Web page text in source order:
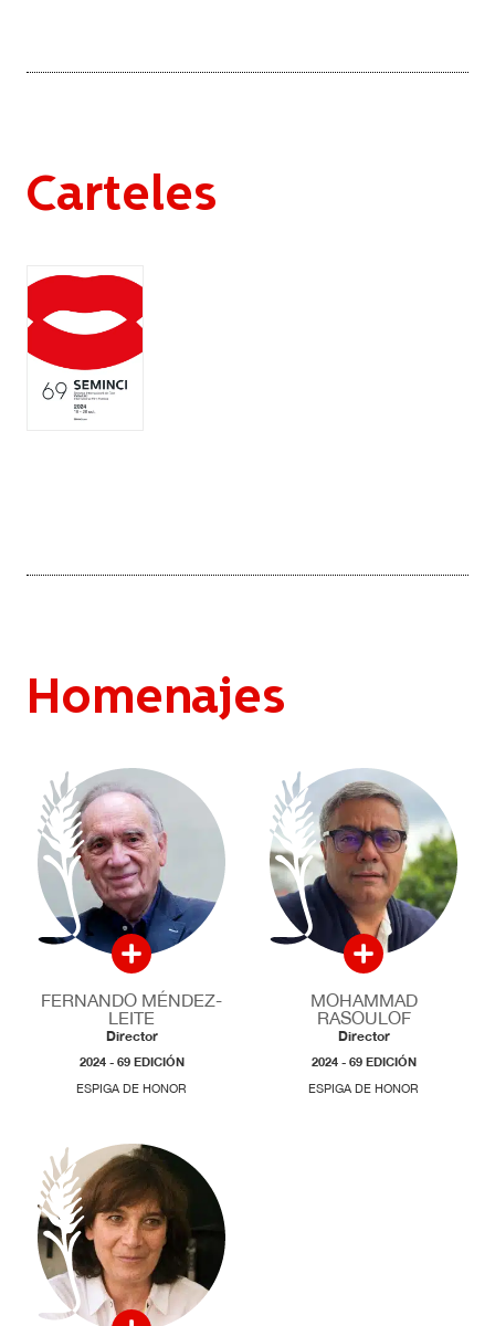
Carteles
Homenajes
FERNANDO MÉNDEZ-
LEITE
Director
2024 - 69 EDICIÓN
ESPIGA DE HONOR
MOHAMMAD
RASOULOF
Director
2024 - 69 EDICIÓN
ESPIGA DE HONOR